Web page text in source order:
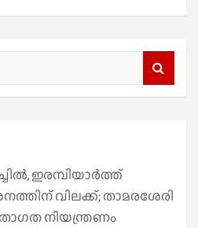
ഇരമ്പിയാര്‍ത്ത്
വിലക്ക്; താമരശേരി
നിയന്ത്രണം